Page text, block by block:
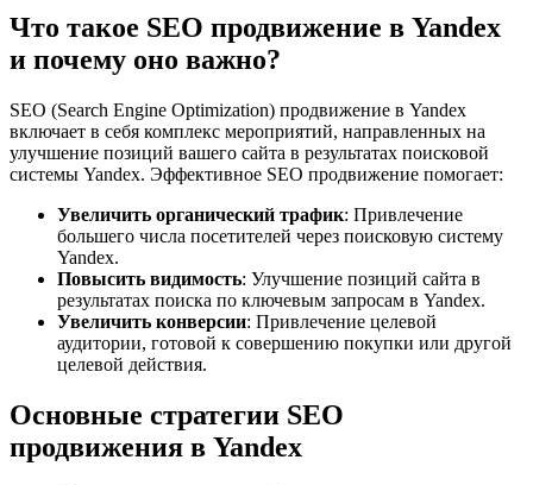
Что такое SEO продвижение в Yandex
и почему оно важно?
SEO (Search Engine Optimization) продвижение в Yandex
включает в себя комплекс мероприятий, направленных на
улучшение позиций вашего сайта в результатах поисковой
системы Yandex. Эффективное SEO продвижение помогает:
Увеличить органический трафик: Привлечение
большего числа посетителей через поисковую систему
Yandex.
Повысить видимость: Улучшение позиций сайта в
результатах поиска по ключевым запросам в Yandex.
Увеличить конверсии: Привлечение целевой
аудитории, готовой к совершению покупки или другой
целевой действия.
Основные стратегии SEO
продвижения в Yandex